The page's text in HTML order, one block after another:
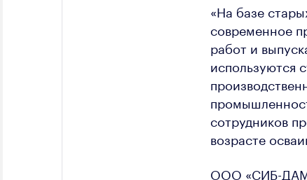
«На базе
современное
работ и
используются
сотрудников
возрасте
ООО «СИБ-